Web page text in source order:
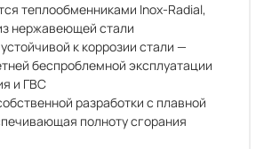
теплообменниками Inox-Radial,
нержавеющей стали
к коррозии стали —
беспроблемной эксплуатации
и ГВС
разработки с плавной
полноту сгорания